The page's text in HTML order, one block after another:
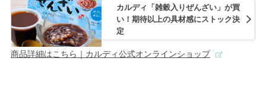
カルディ「雑穀入りぜんざい」が買
い！期待以上の具材感にストック決
定
商品詳細はこちら｜カルディ公式オンラインショップ